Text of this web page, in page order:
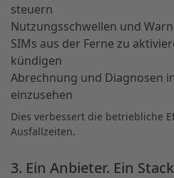
steuern
Nutzungsschwellen und
SIMs aus der Ferne zu
kündigen
Abrechnung und Diagnosen
einzusehen
Dies verbessert die betriebliche
Ausfallzeiten.
3. Ein Anbieter. Ein